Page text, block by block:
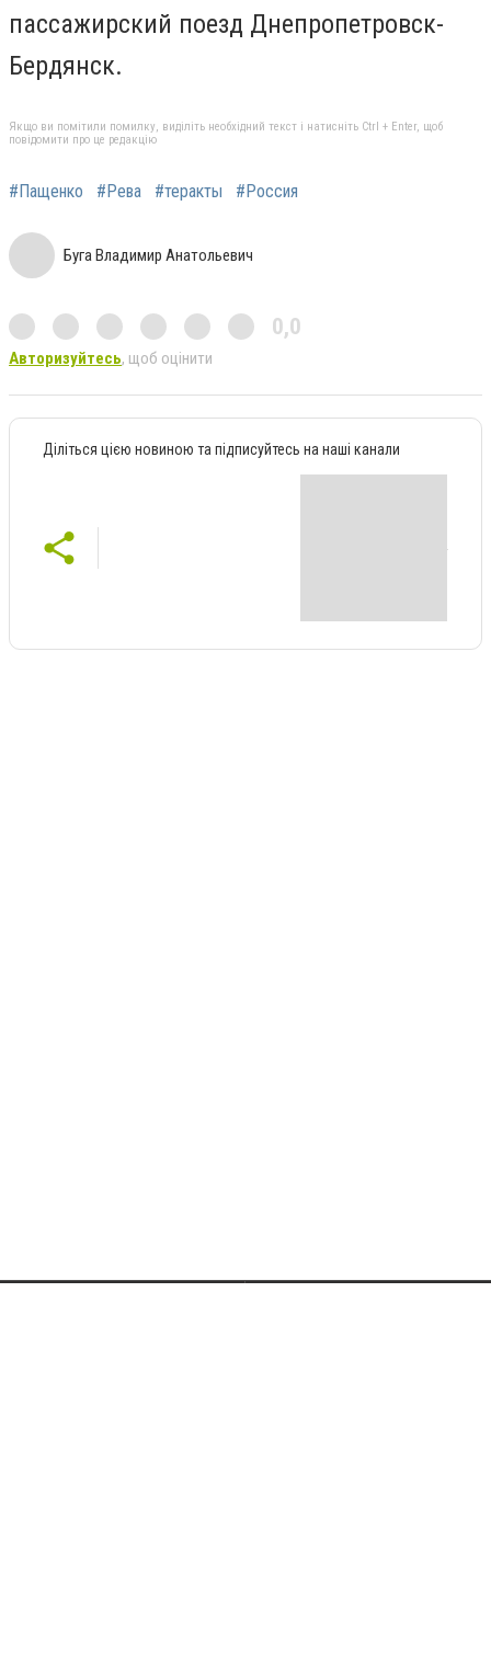
пассажирский поезд Днепропетровск-
Бердянск.
Якщо ви помітили помилку, виділіть необхідний текст і натисніть Ctrl + Enter, щоб
повідомити про це редакцію
#Пащенко #Рева #теракты #Россия
Буга Владимир Анатольевич
0,0
Авторизуйтесь, щоб оцінити
Діліться цією новиною та підписуйтесь на наші канали